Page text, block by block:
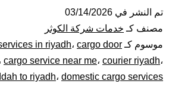
تم النشر في 03/14/2026
مصنف كـ خدمات شركة الكوثر
موسوم كـ
in riyadh، cargo door
cargo service near me، courier riyadh،
to riyadh، domestic cargo services